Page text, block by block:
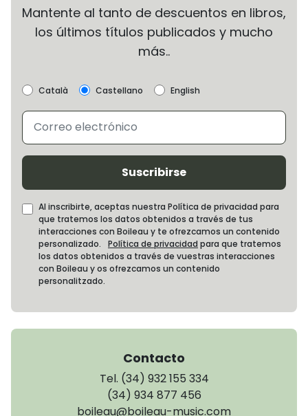
Mantente al tanto de descuentos en libros,
los últimos títulos publicados y mucho
más..
Català Castellano English
Suscribirse
Al inscribirte, aceptas nuestra Política de privacidad para
que tratemos los datos obtenidos a través de tus
interacciones con Boileau y te ofrezcamos un contenido
personalizado. Política de privacidad para que tratemos
los datos obtenidos a través de vuestras interacciones
con Boileau y os ofrezcamos un contenido
personalitzado.
Contacto
Tel. (34) 932 155 334
(34) 934 877 456
boileau@boileau-music.com